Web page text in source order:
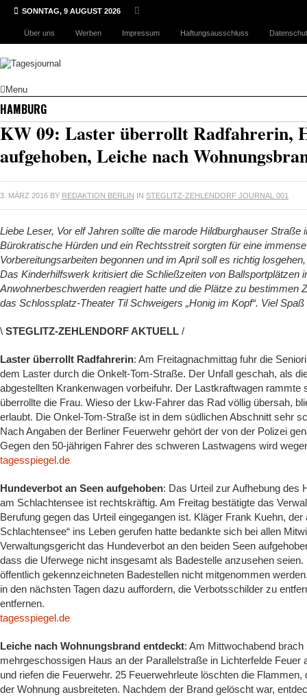
SONNTAG, 9 AUGUST 2026
Über uns Werben Impressum Haftungsausschluss
Menu
HAMBURG
KW 09: Laster überrollt Radfahrerin,
aufgehoben, Leiche nach
3. MÄRZ 2016 BY REDAKTION BERLIN IN STEGLITZ-ZEHLENDORF JOURNAL 001
Liebe Leser, Vor elf Jahren sollte die marode Hildburghauser Straße
Bürokratische Hürden und ein Rechtsstreit sorgten für eine
Vorbereitungsarbeiten begonnen und im April soll es richtig
Das Kinderhilfswerk kritisiert die Schließzeiten von
Anwohnerbeschwerden reagiert hatte und die Plätze zu bestimmen
das Schlossplatz-Theater Til Schweigers „Honig im Kopf“. Viel
\ STEGLITZ-ZEHLENDORF AKTUELL /
Laster überrollt Radfahrerin: Am Freitagnachmittag fuhr die
dem Laster durch die Onkelt-Tom-Straße. Der Unfall geschah, als
abgestellten Krankenwagen vorbeifuhr. Der Lastkraftwagen rammte
überrollte die Frau. Wieso der Lkw-Fahrer das Rad völlig übersah,
erlaubt. Die Onkel-Tom-Straße ist in dem südlichen Abschnitt sehr
Nach Angaben der Berliner Feuerwehr gehört der von der Polizei
Gegen den 50-jährigen Fahrer des schweren Lastwagens wird
tagesspiegel.de
Hundeverbot an Seen aufgehoben: Das Urteil zur Aufhebung des
am Schlachtensee ist rechtskräftig. Am Freitag bestätigte das
Berufung gegen das Urteil eingegangen ist. Kläger Frank Kuehn, der
Schlachtensee“ ins Leben gerufen hatte bedankte sich bei allen
Verwaltungsgericht das Hundeverbot an den beiden Seen
dass die Uferwege nicht insgesamt als Badestelle anzusehen
öffentlich gekennzeichneten Badestellen nicht mitgenommen
in den nächsten Tagen dazu auffordern, die Verbotsschilder zu
entfernen.
tagesspiegel.de
Leiche nach Wohnungsbrand entdeckt: Am Mittwochabend
mehrgeschossigen Haus an der Parallelstraße in Lichterfelde
und riefen die Feuerwehr. 25 Feuerwehrleute löschten die
der Wohnung ausbreiteten. Nachdem der Brand gelöscht war,